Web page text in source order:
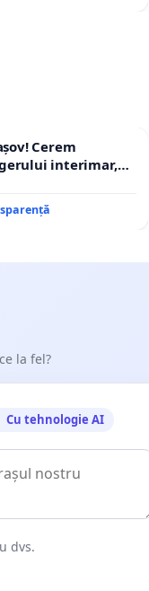
Cerem
interimar,
la fel?
Cu tehnologie AI
dvs.